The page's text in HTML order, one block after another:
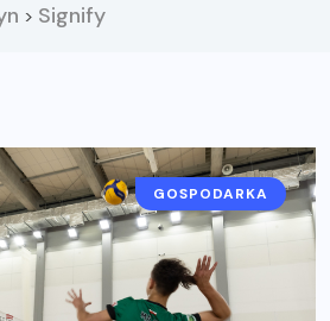
> Signify
GOSPODARKA